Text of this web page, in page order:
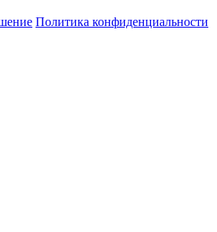
Политика конфиденциальности